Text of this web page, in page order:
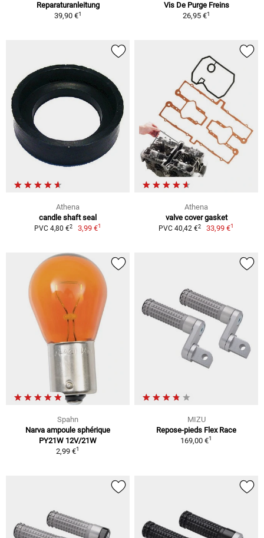
Reparaturanleitung
39,90 €1
Vis De Purge Freins
26,95 €1
Athena
candle shaft seal
PVC 4,80 €2 3,99 €1
Athena
valve cover gasket
PVC 40,42 €2 33,99 €1
Spahn
Narva ampoule sphérique
PY21W 12V/21W
2,99 €1
MIZU
Repose-pieds Flex Race
169,00 €1